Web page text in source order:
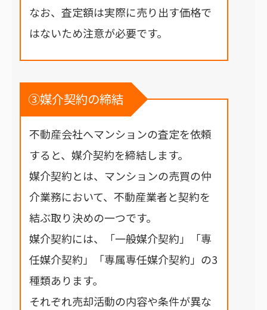
なお、査定額は実際に売り出す価格で
はないため注意が必要です。
③媒介契約の締結
不動産会社へマンションの査定を依頼
すると、媒介契約を締結します。
媒介契約とは、マンションの売買の仲
介業務において、不動産業者と契約を
結ぶ取り決めの一つです。
媒介契約には、「一般媒介契約」「専
任媒介契約」「専属専任媒介契約」の3
種類あります。
それぞれ売却活動の内容や条件が異な